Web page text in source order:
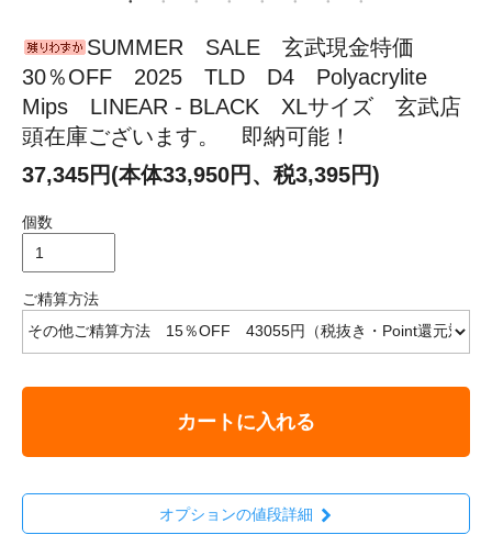
SUMMER SALE 玄武現金特価
30％OFF 2025 TLD D4 Polyacrylite
Mips LINEAR - BLACK XLサイズ 玄武店
頭在庫ございます。 即納可能！
37,345円(本体33,950円、税3,395円)
個数
ご精算方法
カートに入れる
オプションの値段詳細